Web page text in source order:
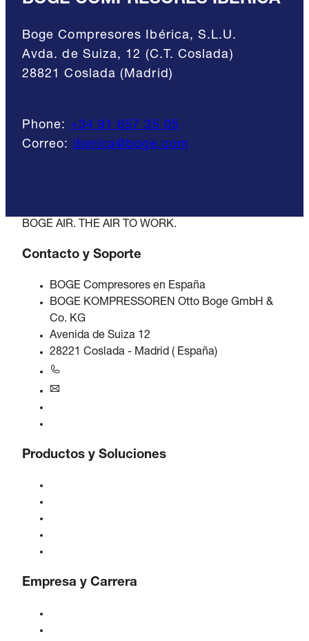
Boge Compresores Ibérica, S.L.U.
Avda. de Suiza, 12 (C.T. Coslada)
28821 Coslada (Madrid)
Phone: +34 91 657 35 05
Correo: iberica@boge.com
BOGE AIR. THE AIR TO WORK.
Contacto y Soporte
BOGE Compresores en España
BOGE KOMPRESSOREN Otto Boge GmbH &
Co. KG
Avenida de Suiza 12
28221 Coslada - Madrid ( España)
Productos y Soluciones
Empresa y Carrera